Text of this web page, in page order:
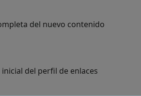
del nuevo contenido
del perfil de enlaces